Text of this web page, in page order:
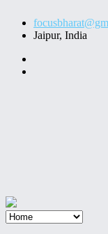
contentJaipur, India